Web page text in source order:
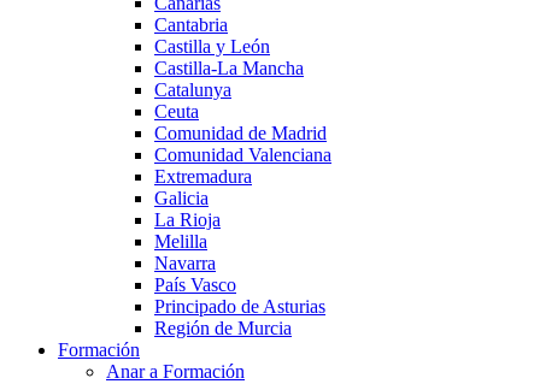
Cantabria
Castilla y León
Castilla-La Mancha
Catalunya
Ceuta
Comunidad de Madrid
Comunidad Valenciana
Extremadura
Galicia
La Rioja
Melilla
Navarra
País Vasco
Principado de Asturias
Región de Murcia
Formación
Anar a Formación